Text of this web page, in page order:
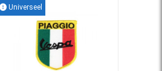
Universeel